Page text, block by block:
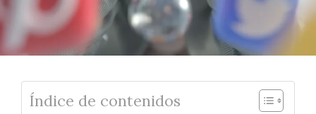
Índice de contenidos